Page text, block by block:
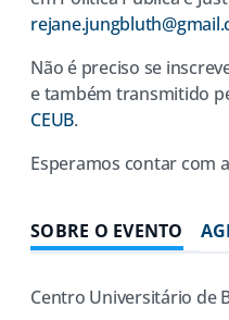
Não é preciso se
e também transmitido
CEUB.
Esperamos contar com
SOBRE O EVENTO
Centro Universitário de